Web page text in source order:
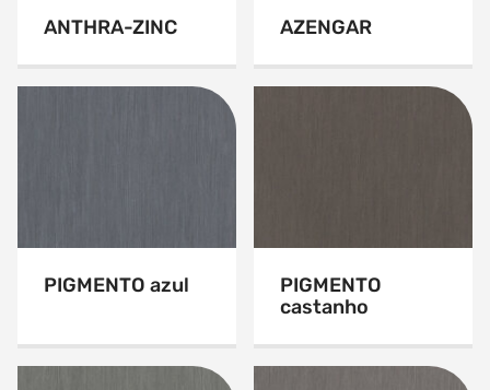
ANTHRA-ZINC AZENGAR
PIGMENTO azul
PIGMENTO
castanho